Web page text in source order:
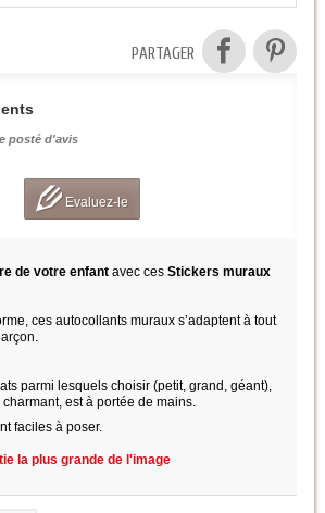
PARTAGER
posté d'avis
Evaluez-le
de votre enfant avec ces Stickers muraux
ces autocollants muraux s’adaptent à tout
parmi lesquels choisir (petit, grand, géant),
charmant, est à portée de mains.
faciles à poser.
la plus grande de l'image